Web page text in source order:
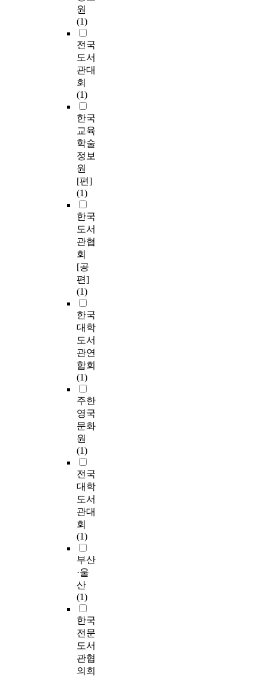
원
(1)
전국
도서
관대
회
(1)
한국
교육
학술
정보
원
[편]
(1)
한국
도서
관협
회
[공
편]
(1)
한국
대학
도서
관연
합회
(1)
주한
영국
문화
원
(1)
전국
대학
도서
관대
회
(1)
부산
·울
산
(1)
한국
전문
도서
관협
의회